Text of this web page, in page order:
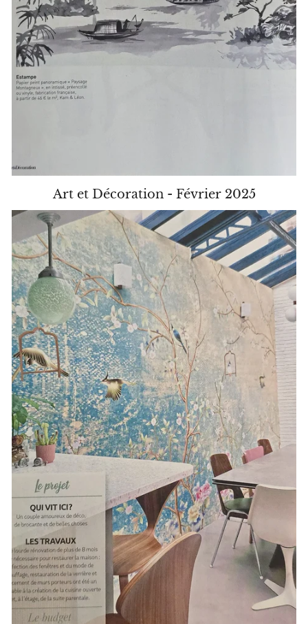
Art et Décoration - Février 2025